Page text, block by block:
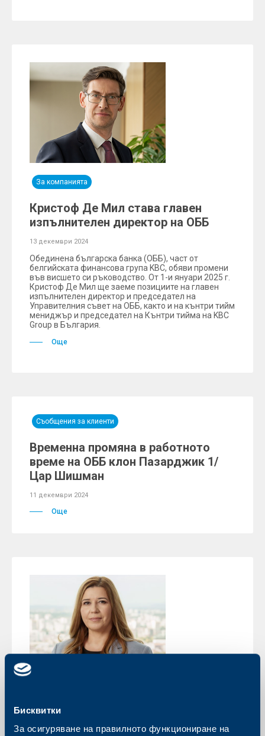
Бисквитки
За осигуряване на правилното функциониране на
За компанията
Кристоф Де Мил става главен
изпълнителен директор на ОББ
13 декември 2024
Обединена българска банка (ОББ), част от
белгийската финансова група KBC, обяви промени
във висшето си ръководство. От 1-и януари 2025 г.
Кристоф Де Мил ще заеме позициите на главен
изпълнителен директор и председател на
Управителния съвет на ОББ, както и на кънтри тийм
мениджър и председател на Кънтри тийма на KBC
Group в България.
Още
Съобщения за клиенти
Временна промяна в работното
време на ОББ клон Пазарджик 1/
Цар Шишман
11 декември 2024
Още